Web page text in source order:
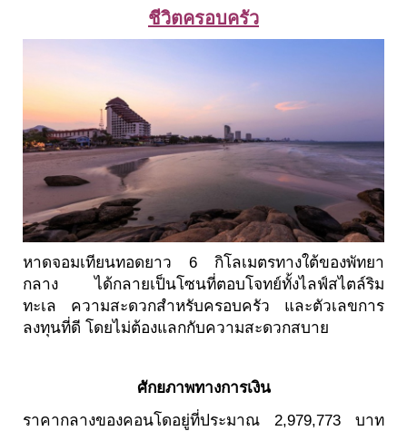
ชีวิตครอบครัว
หาดจอมเทียนทอดยาว 6 กิโลเมตรทางใต้ของพัทยา
กลาง ได้กลายเป็นโซนที่ตอบโจทย์ทั้งไลฟ์สไตล์ริม
ทะเล ความสะดวกสำหรับครอบครัว และตัวเลขการ
ลงทุนที่ดี โดยไม่ต้องแลกกับความสะดวกสบาย
ศักยภาพทางการเงิน
ราคากลางของคอนโดอยู่ที่ประมาณ 2,979,773 บาท